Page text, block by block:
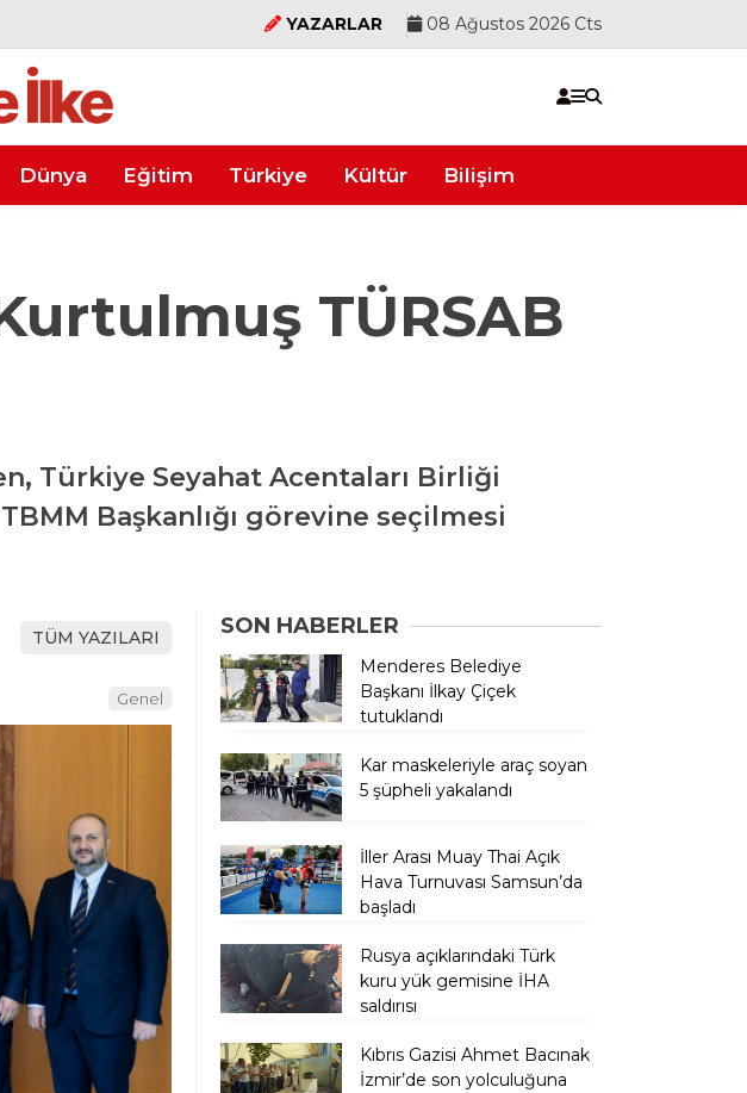
YAZARLAR 08 Ağustos 2026 Cts
Dünya Eğitim Türkiye Kültür Bilişim
TÜRSAB
Türkiye Seyahat Acentaları Birliği
Başkanlığı görevine seçilmesi
TÜM YAZILARI
Genel
SON HABERLER
Menderes Belediye
Başkanı İlkay Çiçek
tutuklandı
Kar maskeleriyle araç soyan
5 şüpheli yakalandı
İller Arası Muay Thai Açık
Hava Turnuvası Samsun’da
başladı
Rusya açıklarındaki Türk
kuru yük gemisine İHA
saldırısı
Kıbrıs Gazisi Ahmet Bacınak
İzmir’de son yolculuğuna